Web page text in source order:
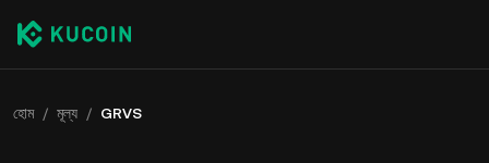
হোম / মূল্য / GRVS